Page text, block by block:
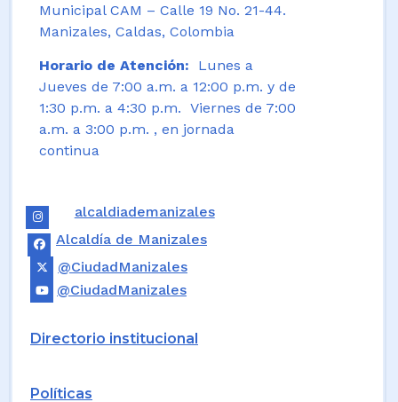
Municipal CAM – Calle 19 No. 21-44.
Manizales, Caldas, Colombia
Horario de Atención: Lunes a
Jueves de 7:00 a.m. a 12:00 p.m. y de
1:30 p.m. a 4:30 p.m. Viernes de 7:00
a.m. a 3:00 p.m. , en jornada
continua
alcaldiademanizales
Alcaldía de Manizales
@CiudadManizales
@CiudadManizales
Directorio institucional
Políticas